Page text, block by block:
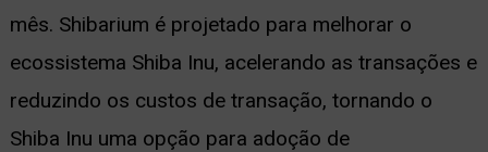
mês. Shibarium é projetado para melhorar o
ecossistema Shiba Inu, acelerando as transações e
reduzindo os custos de transação, tornando o
Shiba Inu uma opção para adoção de